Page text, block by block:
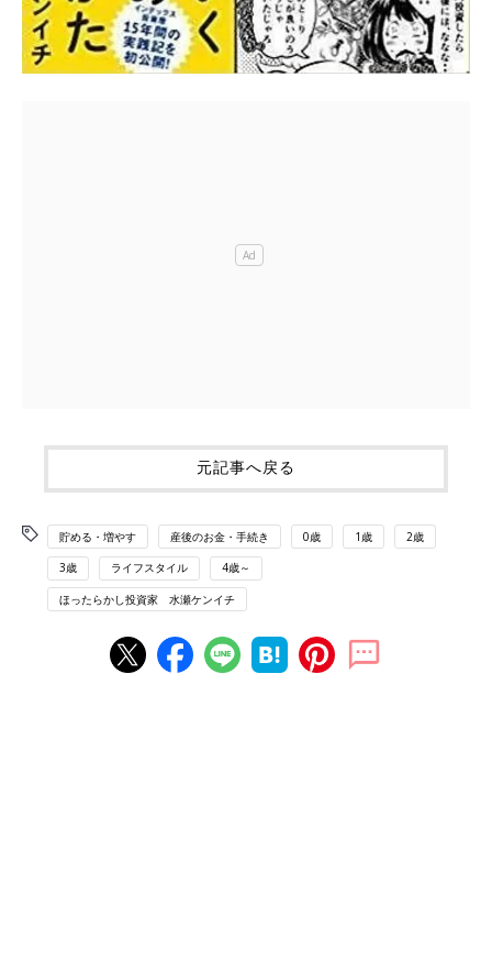
元記事へ戻る
貯める・増やす 産後のお金・手続き 0歳 1歳 2歳
3歳 ライフスタイル 4歳～
ほったらかし投資家 水瀬ケンイチ